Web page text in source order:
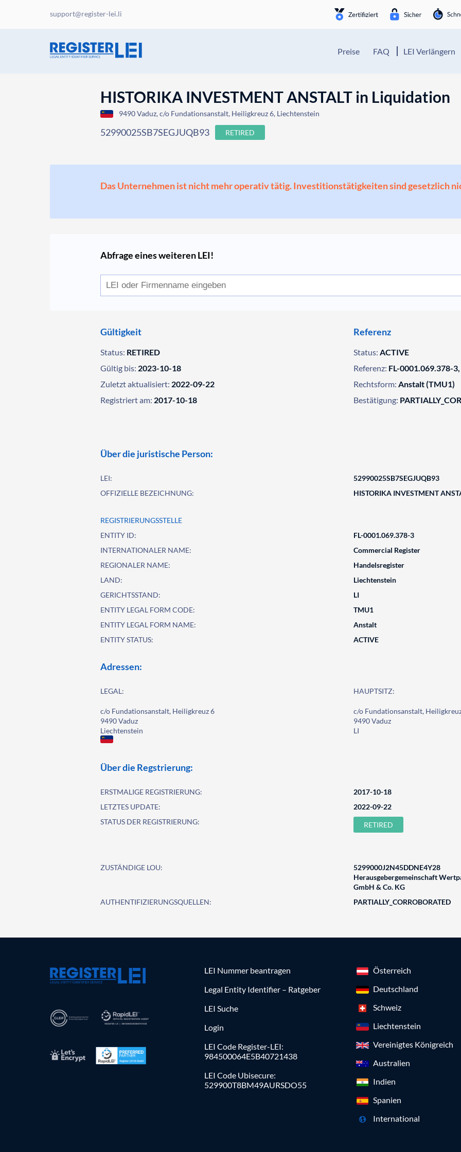
support@register-lei.li
Preise FAQ LEI Verlängern
HISTORIKA INVESTMENT ANSTALT in Liquidation
9490 Vaduz, c/o Fundationsanstalt, Heiligkreuz 6, Liechtenstein
52990025SB7SEGJUQB93 RETIRED
Das Unternehmen ist nicht mehr operativ tätig. Investitionstätigkeiten sind gesetzlich
Abfrage eines weiteren LEI!
Gültigkeit
Status: RETIRED
Gültig bis: 2023-10-18
Zuletzt aktualisiert: 2022-09-22
Registriert am: 2017-10-18
Referenz
Status: ACTIVE
Referenz: FL-0001.069.378-
Rechtsform: Anstalt (TMU1)
Bestätigung:
Über die juristische Person:
LEI:
52990025SB7SEGJUQB93
OFFIZIELLE BEZEICHNUNG:
HISTORIKA INVESTMENT
REGISTRIERUNGSSTELLE
ENTITY ID:
FL-0001.069.378-3
INTERNATIONALER NAME:
Commercial Register
REGIONALER NAME:
Handelsregister
LAND:
Liechtenstein
GERICHTSSTAND:
LI
ENTITY LEGAL FORM CODE:
TMU1
ENTITY LEGAL FORM NAME:
Anstalt
ENTITY STATUS:
ACTIVE
Adressen:
LEGAL:
c/o Fundationsanstalt, Heiligkreuz 6
9490 Vaduz
Liechtenstein
HAUPTSITZ:
c/o Fundationsanstalt,
9490 Vaduz
LI
Über die Regstrierung:
ERSTMALIGE REGISTRIERUNG:
2017-10-18
LETZTES UPDATE:
2022-09-22
STATUS DER REGISTRIERUNG:
RETIRED
ZUSTÄNDIGE LOU:
5299000J2N45DDNE4Y28
Herausgebergemeinschaft
GmbH & Co. KG
AUTHENTIFIZIERUNGSQUELLEN:
PARTIALLY_CORROBORATED
LEI Nummer beantragen
Legal Entity Identifier – Ratgeber
LEI Suche
Login
LEI Code Register-LEI:
984500064E5B40721438
LEI Code Ubisecure:
529900T8BM49AURSDO55
Österreich
Deutschland
Schweiz
Liechtenstein
Vereinigtes Königreich
Australien
Indien
Spanien
International